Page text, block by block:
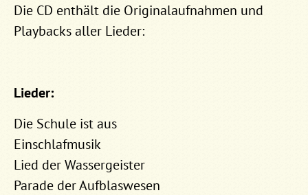
Die CD enthält die Originalaufnahmen und
Playbacks aller Lieder:
Lieder:
Die Schule ist aus
Einschlafmusik
Lied der Wassergeister
Parade der Aufblaswesen